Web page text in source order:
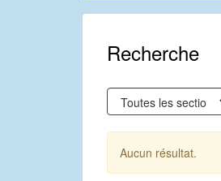
Recherche
Aucun résultat.